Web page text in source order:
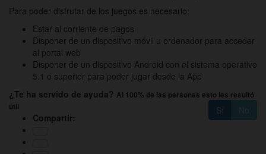
Para poder disfrutar de los juegos es necesario:
Estar al corriente de pagos
Disponer de un dispositivo móvil u ordenador para acceder
al portal web
Disponer de un dispositivo Android con el sistema operativo
5.1 o superior para poder jugar desde la App
¿Te ha servido de ayuda? Al 100% de las personas esto les resultó
útil
Sí No
Compartir: